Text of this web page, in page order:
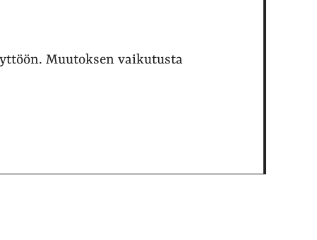
Muutoksen vaikutusta